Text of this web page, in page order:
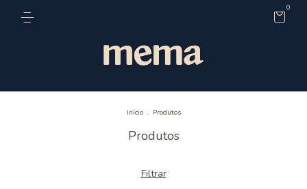
0
Início . Produtos
Produtos
Filtrar